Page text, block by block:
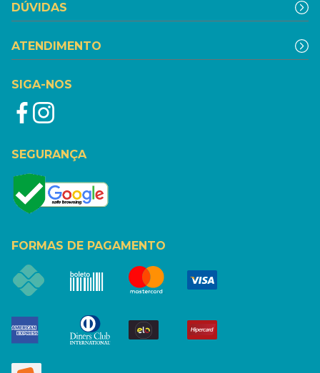
DÚVIDAS
ATENDIMENTO
SIGA-NOS
SEGURANÇA
FORMAS DE PAGAMENTO